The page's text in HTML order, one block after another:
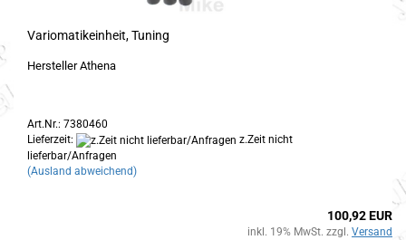
Variomatikeinheit, Tuning
Hersteller Athena
Art.Nr.: 7380460
Lieferzeit:
z.Zeit nicht
lieferbar/Anfragen
(Ausland abweichend)
100,92 EUR
inkl. 19% MwSt. zzgl. Versand